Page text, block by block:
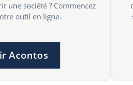
une société ? Commencez
outil en ligne.
Acontos